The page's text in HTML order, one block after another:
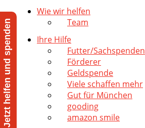
Wie wir helfen
Team
Ihre Hilfe
Futter/Sachspenden
Förderer
Geldspende
Viele schaffen mehr
Gut für München
gooding
amazon smile
Jetzt helfen und spenden